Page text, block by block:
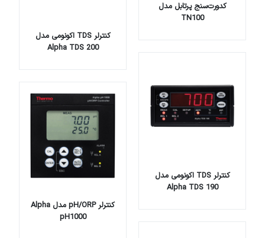
کدورت‌سنج پرتابل مدل
TN100
کنترلر TDS اکونومی مدل
Alpha TDS 200
کنترلر TDS اکونومی مدل
Alpha TDS 190
کنترلر pH/ORP مدل Alpha
pH1000